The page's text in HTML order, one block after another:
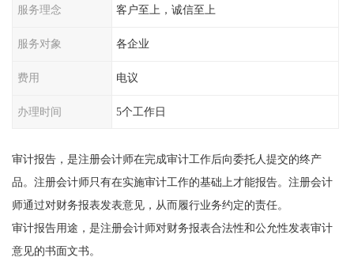
服务理念 客户至上，诚信至上
服务对象 各企业
费用 电议
办理时间 5个工作日
审计报告，是注册会计师在完成审计工作后向委托人提交的终产
品。注册会计师只有在实施审计工作的基础上才能报告。注册会计
师通过对财务报表发表意见，从而履行业务约定的责任。
审计报告用途，是注册会计师对财务报表合法性和公允性发表审计
意见的书面文书。